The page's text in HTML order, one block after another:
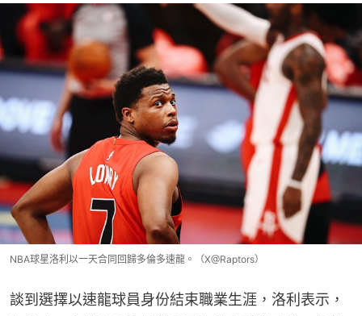
NBA球星洛利以一天合同回歸多倫多速龍。（X@Raptors）
談到選擇以速龍球員身份結束職業生涯，洛利表示，